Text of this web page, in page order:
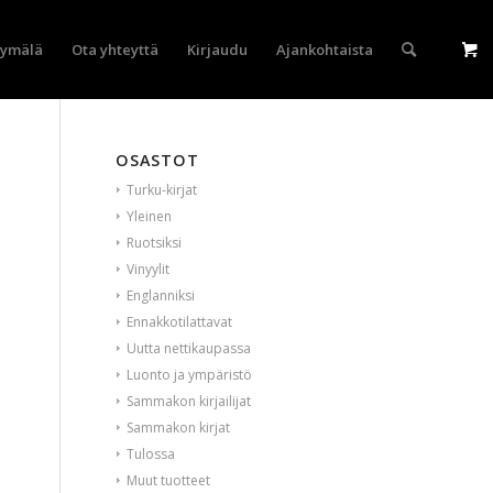
Ota yhteyttä Kirjaudu Ajankohtaista
OSASTOT
Turku-kirjat
Yleinen
Ruotsiksi
Vinyylit
Englanniksi
Ennakkotilattavat
Uutta nettikaupassa
Luonto ja ympäristö
Sammakon kirjailijat
Sammakon kirjat
Tulossa
Muut tuotteet